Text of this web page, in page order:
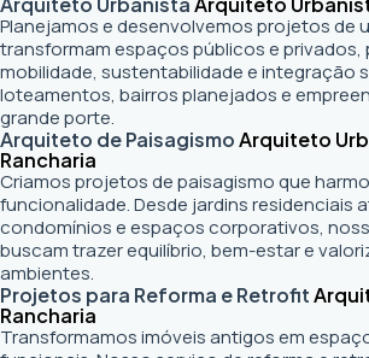
Planejamos e desenvolvemos projetos de
transformam espaços públicos e privados,
mobilidade, sustentabilidade e integração
loteamentos, bairros planejados e
grande porte.
Arquiteto de PaisagismoArquiteto
Rancharia
Criamos projetos de paisagismo que
funcionalidade. Desde jardins residenciais
condomínios e espaços corporativos,
buscam trazer equilíbrio, bem-estar e
ambientes.
Projetos para Reforma e Retrofit
Rancharia
Transformamos imóveis antigos em